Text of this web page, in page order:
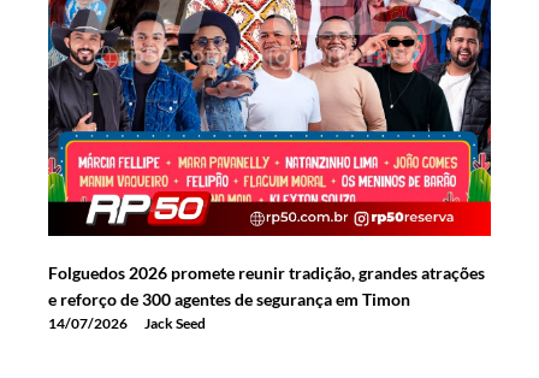
Folguedos 2026 promete reunir tradição, grandes atrações
e reforço de 300 agentes de segurança em Timon
14/07/2026 Jack Seed